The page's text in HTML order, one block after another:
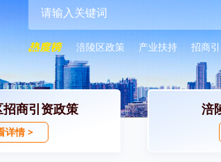
涪陵区政策 产业扶持 招商
商引资政策
详情 >
涪